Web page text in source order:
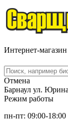
Интернет-
Отмена
Барнаул ул.
Режим работы
пн-пт: 09:00-18:00